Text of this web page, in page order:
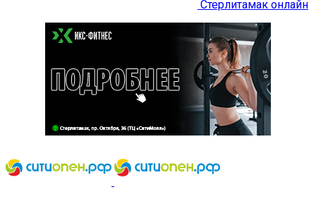
Стерлитамак онлайн